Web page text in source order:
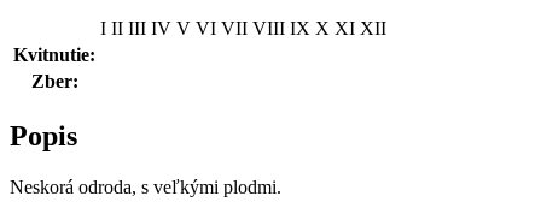
1L
I II III IV V VI VII VIII IX X XI XII
Kvitnutie:
Zber:
Popis
Neskorá odroda, s veľkými plodmi.